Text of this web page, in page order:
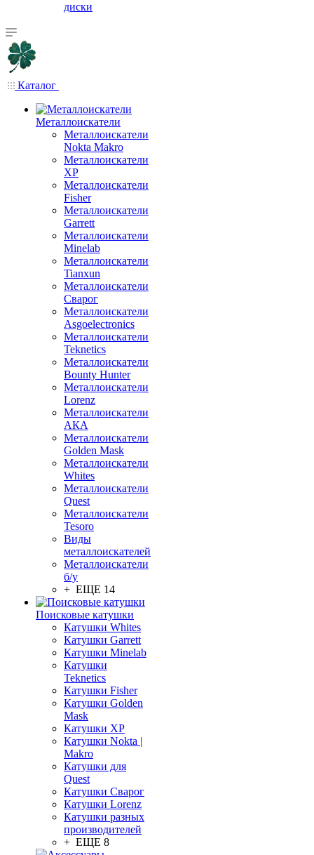
диски
Каталог
Металлоискатели
Металлоискатели
Nokta Makro
Металлоискатели
XP
Металлоискатели
Fisher
Металлоискатели
Garrett
Металлоискатели
Minelab
Металлоискатели
Tianxun
Металлоискатели
Сварог
Металлоискатели
Asgoelectronics
Металлоискатели
Teknetics
Металлоискатели
Bounty Hunter
Металлоискатели
Lorenz
Металлоискатели
АКА
Металлоискатели
Golden Mask
Металлоискатели
Whites
Металлоискатели
Quest
Металлоискатели
Tesoro
Виды
металлоискателей
Металлоискатели
б/у
+ ЕЩЕ 14
Поисковые катушки
Катушки Whites
Катушки Garrett
Катушки Minelab
Катушки
Teknetics
Катушки Fisher
Катушки Golden
Mask
Катушки XP
Катушки Nokta |
Makro
Катушки для
Quest
Катушки Сварог
Катушки Lorenz
Катушки разных
производителей
+ ЕЩЕ 8